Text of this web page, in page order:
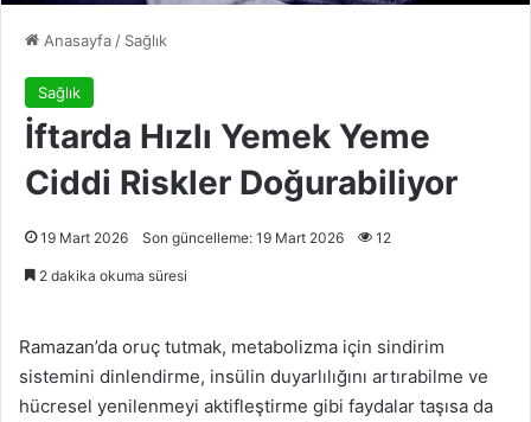
Anasayfa / Sağlık
Sağlık
İftarda Hızlı Yemek Yeme
Ciddi Riskler Doğurabiliyor
19 Mart 2026 Son güncelleme: 19 Mart 2026 12
2 dakika okuma süresi
Ramazan’da oruç tutmak, metabolizma için sindirim
sistemini dinlendirme, insülin duyarlılığını artırabilme ve
hücresel yenilenmeyi aktifleştirme gibi faydalar taşısa da